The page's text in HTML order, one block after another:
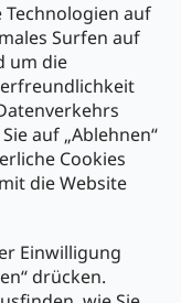
auf
Surfen auf
um die
auf „Ablehnen“
Cookies
die Website
Einwilligung
drücken.